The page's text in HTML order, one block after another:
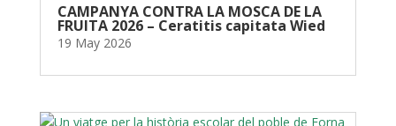
CAMPANYA CONTRA LA MOSCA DE LA
FRUITA 2026 – Ceratitis capitata Wied
19 May 2026